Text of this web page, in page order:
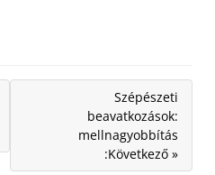
Szépészeti
beavatkozások:
mellnagyobbítás
:Következő »